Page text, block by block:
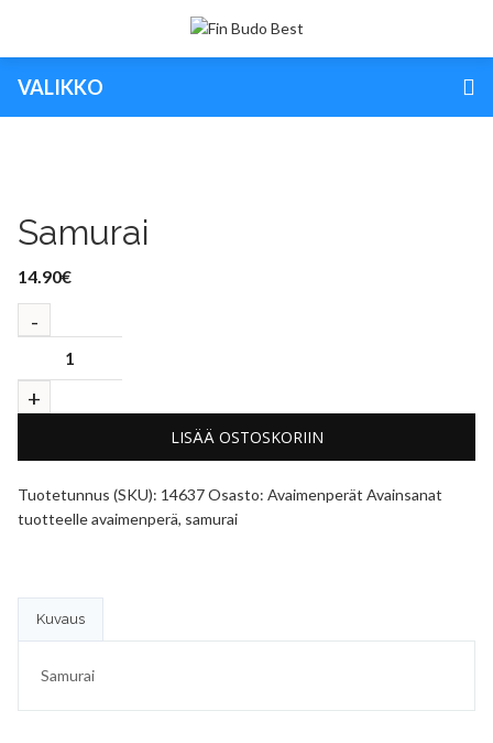
VALIKKO
Samurai
14.90€
LISÄÄ OSTOSKORIIN
Tuotetunnus (SKU): 14637Osasto: Avaimenperät Avainsanat
tuotteelleavaimenperä, samurai
Kuvaus
Samurai